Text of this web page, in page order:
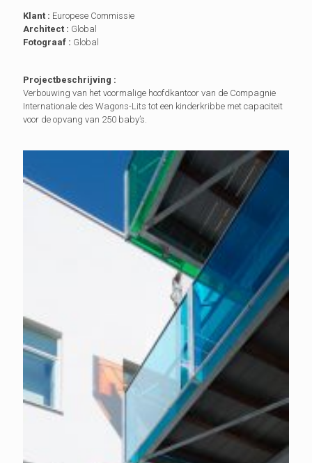
Klant : Europese Commissie
Architect : Global
Fotograaf : Global
Projectbeschrijving :
Verbouwing van het voormalige hoofdkantoor van de Compagnie
Internationale des Wagons-Lits tot een kinderkribbe met capaciteit
voor de opvang van 250 baby’s.